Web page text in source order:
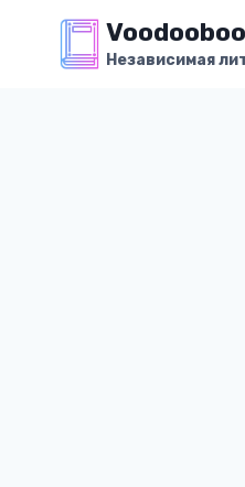
содержимомуНезависимая